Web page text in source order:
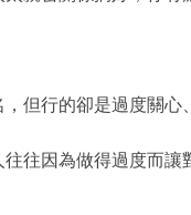
但行的卻是過度關心
往因為做得過度而